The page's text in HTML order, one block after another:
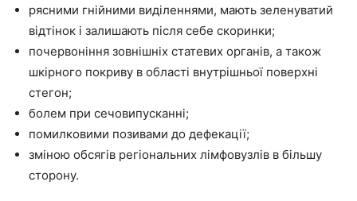
рясними гнійними виділеннями, мають зеленуватий
відтінок і залишають після себе скоринки;
почервоніння зовнішніх статевих органів, а також
шкірного покриву в області внутрішньої поверхні
стегон;
болем при сечовипусканні;
помилковими позивами до дефекації;
зміною обсягів регіональних лімфовузлів в більшу
сторону.